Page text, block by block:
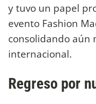
y tuvo un papel
evento Fashion
consolidando aún
internacional.
Regreso por